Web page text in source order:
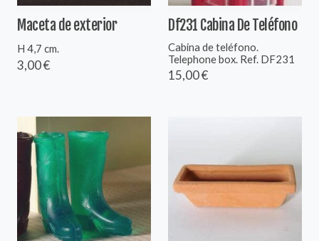
Maceta de exterior
H 4,7 cm.
3,00 €
Df231 Cabina De Teléfono
Cabina de teléfono.
Telephone box. Ref. DF231
15,00 €